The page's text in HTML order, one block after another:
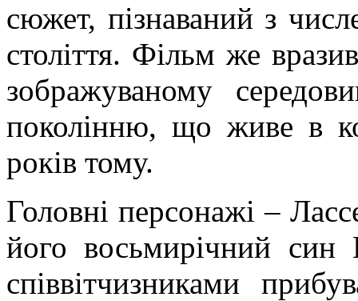
сюжет, пізнаваний з
століття. Фільм же
зображуваному
поколінню, що живе в
років тому.
Головні персонажі –
його восьмирічний син
співвітчизниками